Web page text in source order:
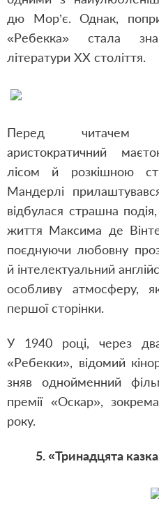
дю Мор’є. Однак, попри
«Ребекка» стала
літератури XX століття.
Перед читачем
аристократичний
лісом й розкішною
Мандерлі
відбулася страшна
життя Максима де
поєднуючи любовну
й інтелектуальний
особливу атмосферу,
першої сторінки.
У 1940 році, через два
«Ребекки», відомий
зняв однойменний
премії «Оскар»,
року.
5. «Тринадцята